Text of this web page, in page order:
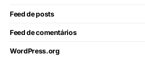
Feed de posts
Feed de comentários
WordPress.org